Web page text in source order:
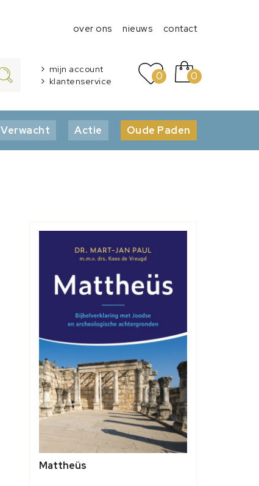
over ons nieuws contact
mijn account
klantenservice
0 0
Verwacht Actie Oude Paden
Mattheüs